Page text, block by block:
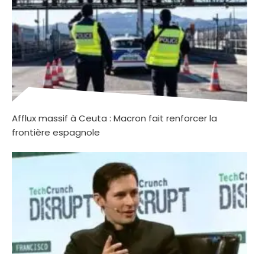
Afflux massif à Ceuta : Macron fait renforcer la
frontière espagnole